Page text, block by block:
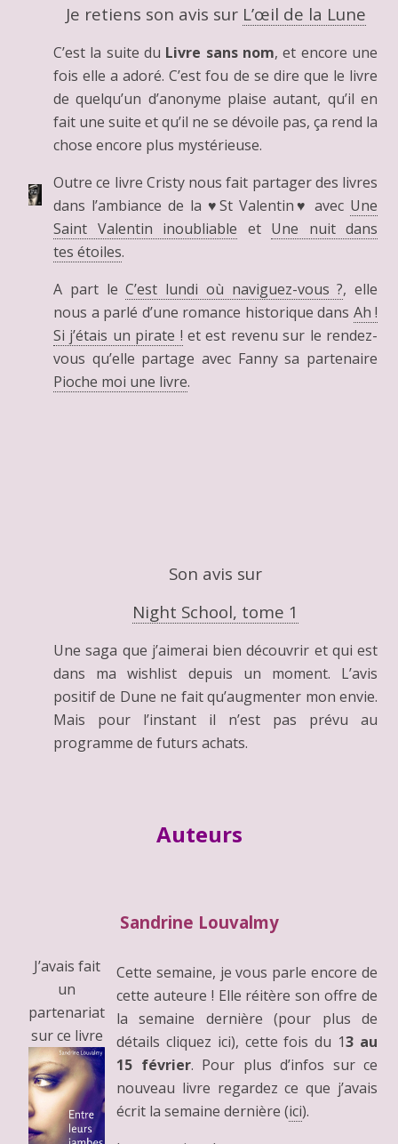
Je retiens son avis sur L’œil de la Lune
C’est la suite du Livre sans nom, et encore une
fois elle a adoré. C’est fou de se dire que le livre
de quelqu’un d’anonyme plaise autant, qu’il en
fait une suite et qu’il ne se dévoile pas, ça rend la
chose encore plus mystérieuse.
Outre ce livre Cristy nous fait partager des livres
dans l’ambiance de la ♥St Valentin♥ avec Une
Saint Valentin inoubliable et Une nuit dans
tes étoiles.
A part leC’est lundi où naviguez-vous ?, elle
nous a parlé d’une romance historique dans Ah !
Si j’étais un pirate ! et est revenu sur le rendez-
vous qu’elle partage avec Fanny sa partenaire
Pioche moi une livre.
Son avis sur
Night School, tome 1
Une saga que j’aimerai bien découvrir et qui est
dans ma wishlist depuis un moment. L’avis
positif de Dune ne fait qu’augmenter mon envie.
Mais pour l’instant il n’est pas prévu au
programme de futurs achats.
Auteurs
Sandrine Louvalmy
J’avais fait
un
partenariat
sur ce livre
Cette semaine, je vous parle encore de
cette auteure ! Elle réitère son offre de
la semaine dernière (pour plus de
détails cliquez ici), cette fois du 13 au
15 février. Pour plus d’infos sur ce
nouveau livre regardez ce que j’avais
écrit la semaine dernière (ici).